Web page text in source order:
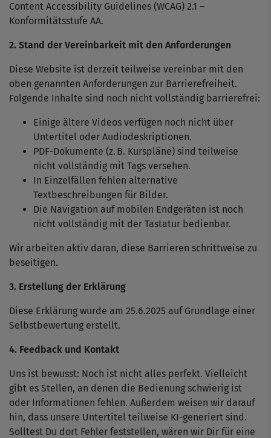
Content Accessibility Guidelines (WCAG) 2.1 –
Konformitätsstufe AA.
2. Stand der Vereinbarkeit mit den Anforderungen
Diese Website ist derzeit teilweise vereinbar mit den
oben genannten Anforderungen zur Barrierefreiheit.
Folgende Inhalte sind noch nicht vollständig barrierefrei:
Einige ältere Videos verfügen noch nicht über
Untertitel oder Audiodeskriptionen.
PDF-Dokumente (z. B. Kurspläne) sind teilweise
nicht vollständig mit Tags versehen.
In Einzelfällen fehlen alternative
Textbeschreibungen für Bilder.
Die Navigation auf mobilen Endgeräten ist noch
nicht vollständig mit der Tastatur bedienbar.
Wir arbeiten aktiv daran, diese Barrieren schrittweise zu
beseitigen.
3. Erstellung der Erklärung
Diese Erklärung wurde am 25.6.2025 auf Grundlage einer
Selbstbewertung erstellt.
4. Feedback und Kontakt
Uns ist bewusst: Noch ist nicht alles perfekt. Vielleicht
gibt es Stellen, an denen die Bedienung schwierig ist
oder Informationen fehlen. Außerdem weisen wir darauf
hin, dass unsere Untertitel teilweise KI-generiert sind.
Solltest Du dort Fehler feststellen, wären wir Dir für eine